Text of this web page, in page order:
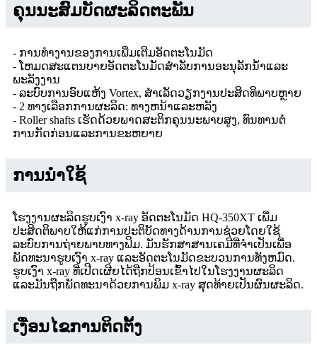
ຄຸນນະສົມບັດຜະລິດຕະພັນ
- ການ​ທໍາ​ງານ​ຂອງ​ການ​ເພີ່ມ​ເຕີມ​ອັດ​ຕະ​ໂນ​ມັດ​
- ໂຫມດສະແຕນບາຍອັດຕະໂນມັດສໍາລັບການອະນຸລັກນ້ໍາແລະ
ພະລັງງານ
- ລະບົບການອົບແຫ້ງ Vortex, ສໍາເລັດວຽກງານປະສິດທິພາບຫຼາຍ
- 2 ທາງ​ເລືອກ​ການ​ຜະ​ລິດ​: ທາງ​ຫນ້າ​ແລະ​ຫລັງ​
- Roller shafts ເຮັດດ້ວຍພາດສະຕິກຄຸນນະພາບສູງ, ທົນທານຕໍ່
ການກັດກ່ອນແລະການຂະຫຍາຍ
ການ​ນໍາ​ໃຊ້
ໂຮງງານຜະລິດຮູບເງົາ x-ray ອັດຕະໂນມັດ HQ-350XT ເພີ່ມ
ປະສິດຕິພາບໃຫ້ແກ່ການປະຕິບັດທາງດ້ານການຊ່ວຍໂດຍໃຊ້
ລະບົບການຖ່າຍພາບທາງຟິມ. ມັນຮັກສາສານເຄມີທີ່ຈໍາເປັນເພື່ອ
ພັດທະນາຮູບເງົາ x-ray ແລະອັດຕະໂນມັດຂະບວນການທັງຫມົດ.
ຮູບເງົາ x-ray ທີ່ເປີດເຜີຍໄດ້ຖືກປ້ອນເຂົ້າໄປໃນໂຮງງານຜະລິດ
ແລະມັນຖືກພັດທະນາດ້ວຍການພິມ x-ray ສຸດທ້າຍເປັນຜົນຜະລິດ.
ເງື່ອນໄຂການຕິດຕັ້ງ